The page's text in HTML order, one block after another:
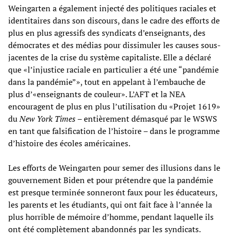
Weingarten a également injecté des politiques raciales et
identitaires dans son discours, dans le cadre des efforts de
plus en plus agressifs des syndicats d’enseignants, des
démocrates et des médias pour dissimuler les causes sous-
jacentes de la crise du système capitaliste. Elle a déclaré
que «l’injustice raciale en particulier a été une “pandémie
dans la pandémie”», tout en appelant à l’embauche de
plus d’«enseignants de couleur». L’AFT et la NEA
encouragent de plus en plus l’utilisation du «Projet 1619»
duNew York Times– entièrement démasqué par le WSWS
en tant que falsification de l’histoire – dans le programme
d’histoire des écoles américaines.
Les efforts de Weingarten pour semer des illusions dans le
gouvernement Biden et pour prétendre que la pandémie
est presque terminée sonneront faux pour les éducateurs,
les parents et les étudiants, qui ont fait face à l’année la
plus horrible de mémoire d’homme, pendant laquelle ils
ont été complètement abandonnés par les syndicats.